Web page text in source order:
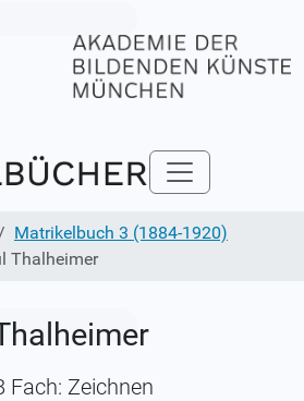
Matrikelbuch 3 (1884-1920)
Thalheimer
Fach: Zeichnen